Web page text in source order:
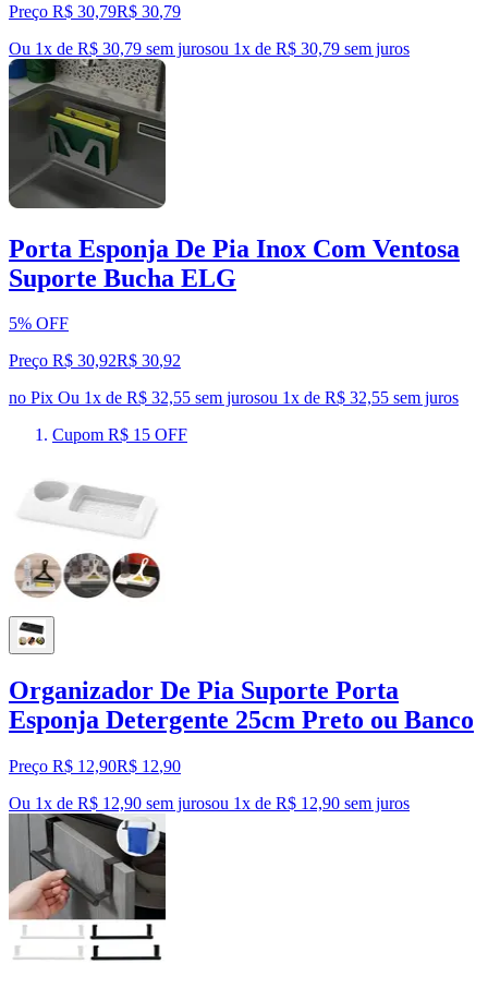
Preço R$ 30,79R$ 30,79
Ou 1x de R$ 30,79 sem jurosou 1x de R$ 30,79 sem juros
Porta Esponja De Pia Inox Com Ventosa
Suporte Bucha ELG
5% OFF
Preço R$ 30,92R$ 30,92
no Pix Ou 1x de R$ 32,55 sem jurosou 1x de R$ 32,55 sem juros
Cupom R$ 15 OFF
Organizador De Pia Suporte Porta
Esponja Detergente 25cm Preto ou Banco
Preço R$ 12,90R$ 12,90
Ou 1x de R$ 12,90 sem jurosou 1x de R$ 12,90 sem juros